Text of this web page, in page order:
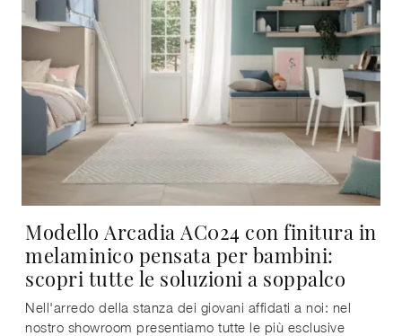
Modello Arcadia AC024 con finitura in
melaminico pensata per bambini:
scopri tutte le soluzioni a soppalco
Nell'arredo della stanza dei giovani affidati a noi: nel
nostro showroom presentiamo tutte le più esclusive